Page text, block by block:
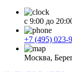
с 9:00 до
+7 (495) 023-
Москва,